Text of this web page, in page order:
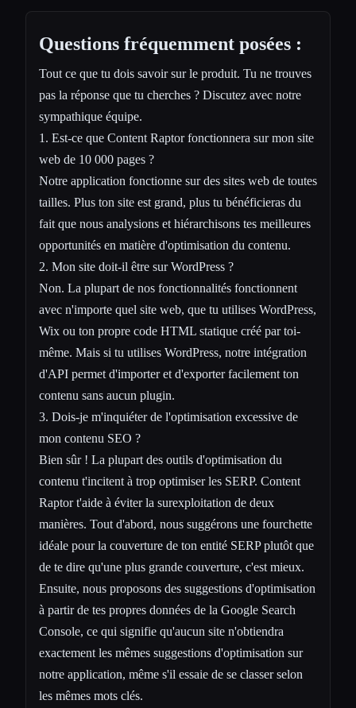
Questions fréquemment posées :
Tout ce que tu dois savoir sur le produit. Tu ne trouves
pas la réponse que tu cherches ? Discutez avec notre
sympathique équipe.
1. Est-ce que Content Raptor fonctionnera sur mon site
web de 10 000 pages ?
Notre application fonctionne sur des sites web de toutes
tailles. Plus ton site est grand, plus tu bénéficieras du
fait que nous analysions et hiérarchisons tes meilleures
opportunités en matière d'optimisation du contenu.
2. Mon site doit-il être sur WordPress ?
Non. La plupart de nos fonctionnalités fonctionnent
avec n'importe quel site web, que tu utilises WordPress,
Wix ou ton propre code HTML statique créé par toi-
même. Mais si tu utilises WordPress, notre intégration
d'API permet d'importer et d'exporter facilement ton
contenu sans aucun plugin.
3. Dois-je m'inquiéter de l'optimisation excessive de
mon contenu SEO ?
Bien sûr ! La plupart des outils d'optimisation du
contenu t'incitent à trop optimiser les SERP. Content
Raptor t'aide à éviter la surexploitation de deux
manières. Tout d'abord, nous suggérons une fourchette
idéale pour la couverture de ton entité SERP plutôt que
de te dire qu'une plus grande couverture, c'est mieux.
Ensuite, nous proposons des suggestions d'optimisation
à partir de tes propres données de la Google Search
Console, ce qui signifie qu'aucun site n'obtiendra
exactement les mêmes suggestions d'optimisation sur
notre application, même s'il essaie de se classer selon
les mêmes mots clés.